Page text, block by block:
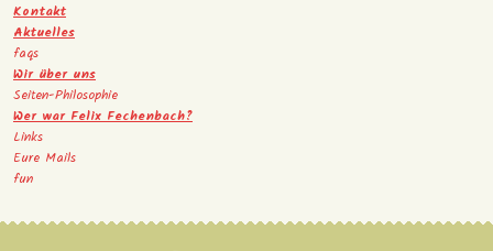
Kontakt
Aktuelles
faqs
Wir über uns
Seiten-Philosophie
Wer war Felix Fechenbach?
Links
Eure Mails
fun